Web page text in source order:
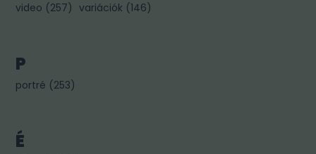
video (257) variációk (146)
P
portré (253)
É